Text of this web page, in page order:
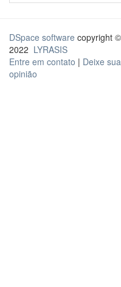
DSpace software copyright
2022 LYRASIS
Entre em contato | Deixe sua
opinião